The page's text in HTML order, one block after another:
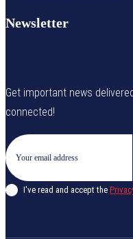
Newsletter
Get important news
connected!
I've read and accept the